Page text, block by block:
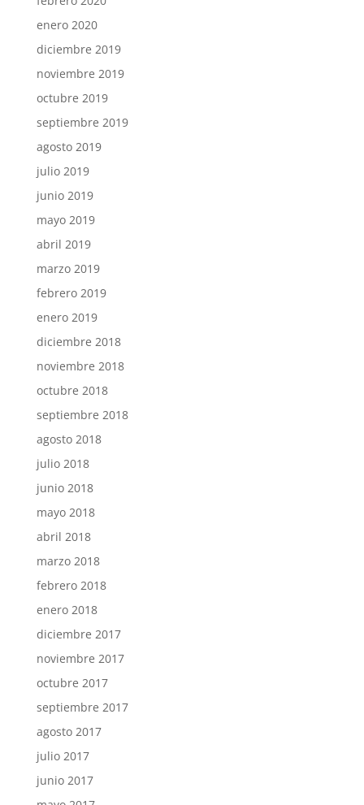
enero 2020
diciembre 2019
noviembre 2019
octubre 2019
septiembre 2019
agosto 2019
julio 2019
junio 2019
mayo 2019
abril 2019
marzo 2019
febrero 2019
enero 2019
diciembre 2018
noviembre 2018
octubre 2018
septiembre 2018
agosto 2018
julio 2018
junio 2018
mayo 2018
abril 2018
marzo 2018
febrero 2018
enero 2018
diciembre 2017
noviembre 2017
octubre 2017
septiembre 2017
agosto 2017
julio 2017
junio 2017